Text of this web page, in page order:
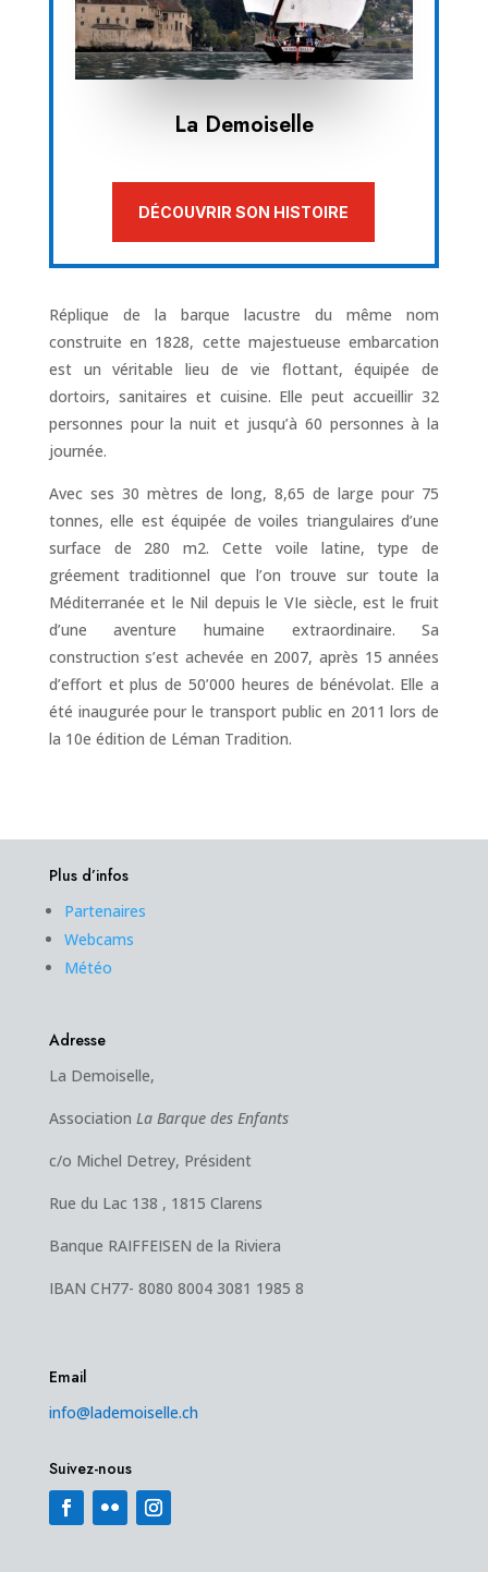
La Demoiselle
DÉCOUVRIR SON HISTOIRE
Réplique de la barque lacustre du même nom
construite en 1828, cette majestueuse embarcation
est un véritable lieu de vie flottant, équipée de
dortoirs, sanitaires et cuisine. Elle peut accueillir 32
personnes pour la nuit et jusqu’à 60 personnes à la
journée.
Avec ses 30 mètres de long, 8,65 de large pour 75
tonnes, elle est équipée de voiles triangulaires d’une
surface de 280 m2. Cette voile latine, type de
gréement traditionnel que l’on trouve sur toute la
Méditerranée et le Nil depuis le VIe siècle, est le fruit
d’une aventure humaine extraordinaire. Sa
construction s’est achevée en 2007, après 15 années
d’effort et plus de 50’000 heures de bénévolat. Elle a
été inaugurée pour le transport public en 2011 lors de
la 10e édition de Léman Tradition.
Plus d’infos
Partenaires
Webcams
Météo
Adresse
La Demoiselle,
Association La Barque des Enfants
c/o Michel Detrey, Président
Rue du Lac 138 , 1815 Clarens
Banque RAIFFEISEN de la Riviera
IBAN CH77- 8080 8004 3081 1985 8
Email
info@lademoiselle.ch
Suivez-nous